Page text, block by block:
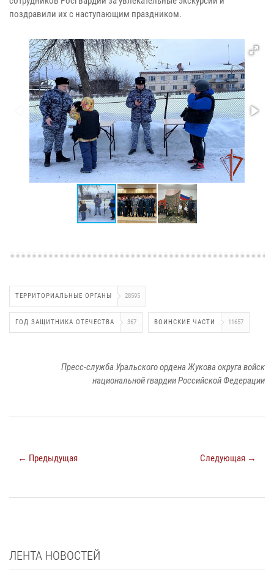
поздравили их с наступающим праздником.
ТЕРРИТОРИАЛЬНЫЕ ОРГАНЫ 28595
ГОД ЗАЩИТНИКА ОТЕЧЕСТВА 367 ВОИНСКИЕ ЧАСТИ 11657
Пресс-служба Уральского ордена Жукова округа войск
национальной гвардии Российской Федерации
← Предыдущая Следующая →
ЛЕНТА НОВОСТЕЙ